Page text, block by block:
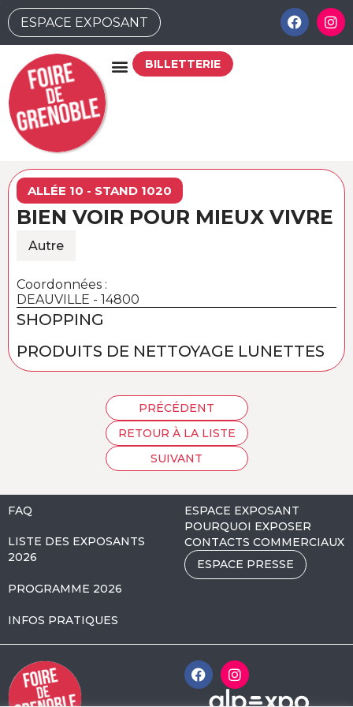
ESPACE EXPOSANT
BILLETTERIE
ALLÉE 10 - STAND 1020
BIEN VOIR POUR MIEUX VIVRE
Autre
Coordonnées :
DEAUVILLE - 14800
SHOPPING
PRODUITS DE NETTOYAGE LUNETTES
PRÉCÉDENT
RETOUR À LA LISTE
SUIVANT
FAQ
LISTE DES EXPOSANTS
2026
PROGRAMME 2026
INFOS PRATIQUES
ESPACE EXPOSANT
POURQUOI EXPOSER
CONTACTS COMMERCIAUX
ESPACE PRESSE